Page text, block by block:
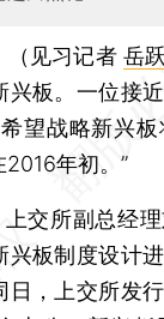
（见习记者 岳跃
兴板。一位接
望战略新兴
年初。”
所副总经理
板制度设计
日，上交所发